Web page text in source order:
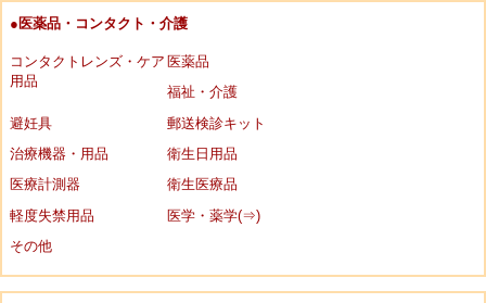
●医薬品・コンタクト・介護
コンタクトレンズ・ケア
用品
医薬品
福祉・介護
避妊具
郵送検診キット
治療機器・用品
衛生日用品
医療計測器
衛生医療品
軽度失禁用品
医学・薬学(⇒)
その他